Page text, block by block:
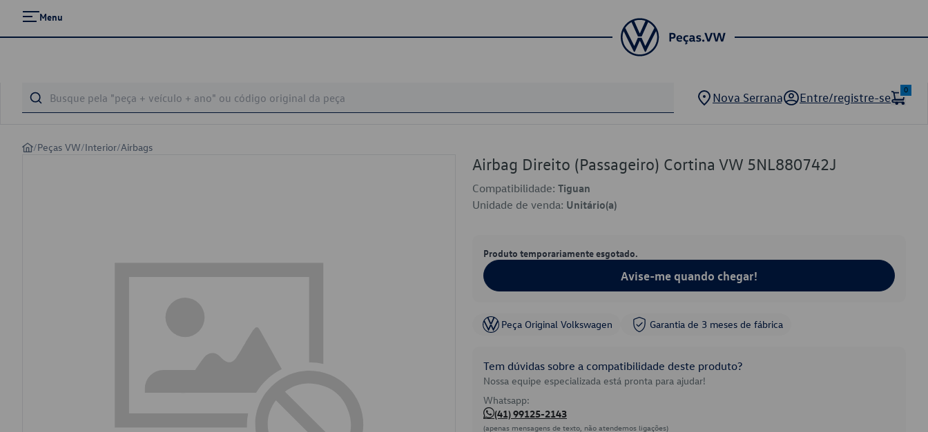
Menu
Nova Serrana Entre/registre-se
0
/Peças VW/Interior/Airbags
Airbag Direito (Passageiro) Cortina VW 5NL880742J
Compatibilidade: Tiguan
Unidade de venda: Unitário(a)
Produto temporariamente esgotado.
Avise-me quando chegar!
Peça Original Volkswagen Garantia de 3 meses de fábrica
Tem dúvidas sobre a compatibilidade deste produto?
Nossa equipe especializada está pronta para ajudar!
Whatsapp:
(41) 99125-2143
(apenas mensagens de texto, não atendemos ligações)